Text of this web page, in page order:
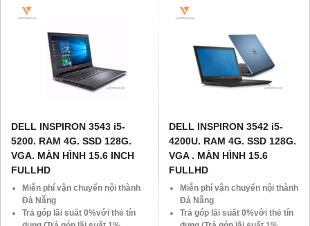
DELL INSPIRON 3543 i5-
5200. RAM 4G. SSD 128G.
VGA. MÀN HÌNH 15.6 INCH
FULLHD
Miễn phí vận chuyển nội thành
Đà Nẵng
Trả góp lãi suất 0%với thẻ tín
DELL INSPIRON 3542 i5-
4200U. RAM 4G. SSD 128G.
VGA . MÀN HÌNH 15.6
FULLHD
Miễn phí vận chuyển nội thành
Đà Nẵng
Trả góp lãi suất 0%với thẻ tín